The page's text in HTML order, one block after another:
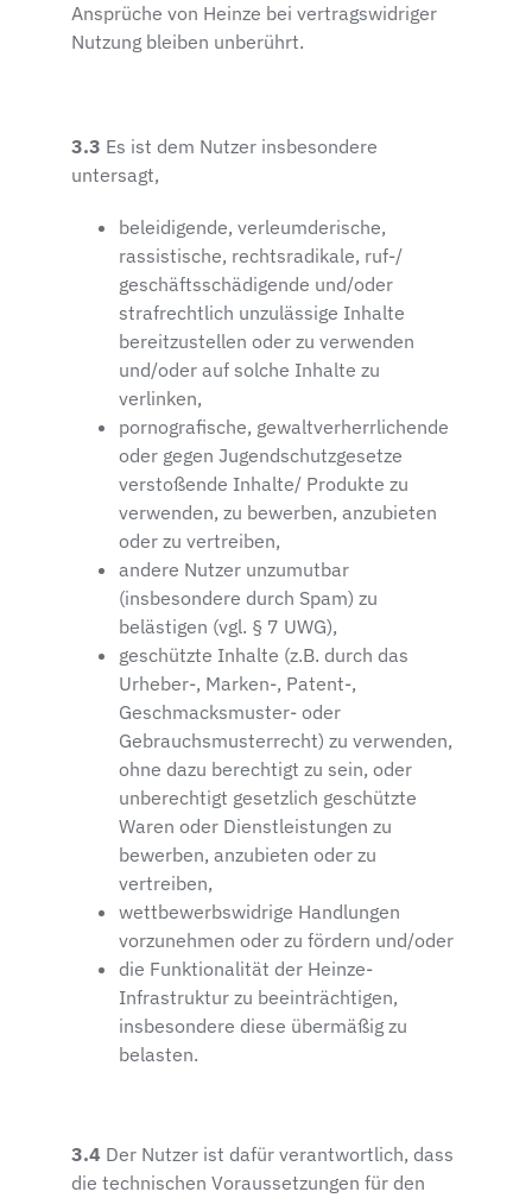
Ansprüche von Heinze bei vertragswidriger
Nutzung bleiben unberührt.
3.3 Es ist dem Nutzer insbesondere
untersagt,
beleidigende, verleumderische,
rassistische, rechtsradikale, ruf-/
geschäftsschädigende und/oder
strafrechtlich unzulässige Inhalte
bereitzustellen oder zu verwenden
und/oder auf solche Inhalte zu
verlinken,
pornografische, gewaltverherrlichende
oder gegen Jugendschutzgesetze
verstoßende Inhalte/ Produkte zu
verwenden, zu bewerben, anzubieten
oder zu vertreiben,
andere Nutzer unzumutbar
(insbesondere durch Spam) zu
belästigen (vgl. § 7 UWG),
geschützte Inhalte (z.B. durch das
Urheber-, Marken-, Patent-,
Geschmacksmuster- oder
Gebrauchsmusterrecht) zu verwenden,
ohne dazu berechtigt zu sein, oder
unberechtigt gesetzlich geschützte
Waren oder Dienstleistungen zu
bewerben, anzubieten oder zu
vertreiben,
wettbewerbswidrige Handlungen
vorzunehmen oder zu fördern und/oder
die Funktionalität der Heinze-
Infrastruktur zu beeinträchtigen,
insbesondere diese übermäßig zu
belasten.
3.4 Der Nutzer ist dafür verantwortlich, dass
die technischen Voraussetzungen für den